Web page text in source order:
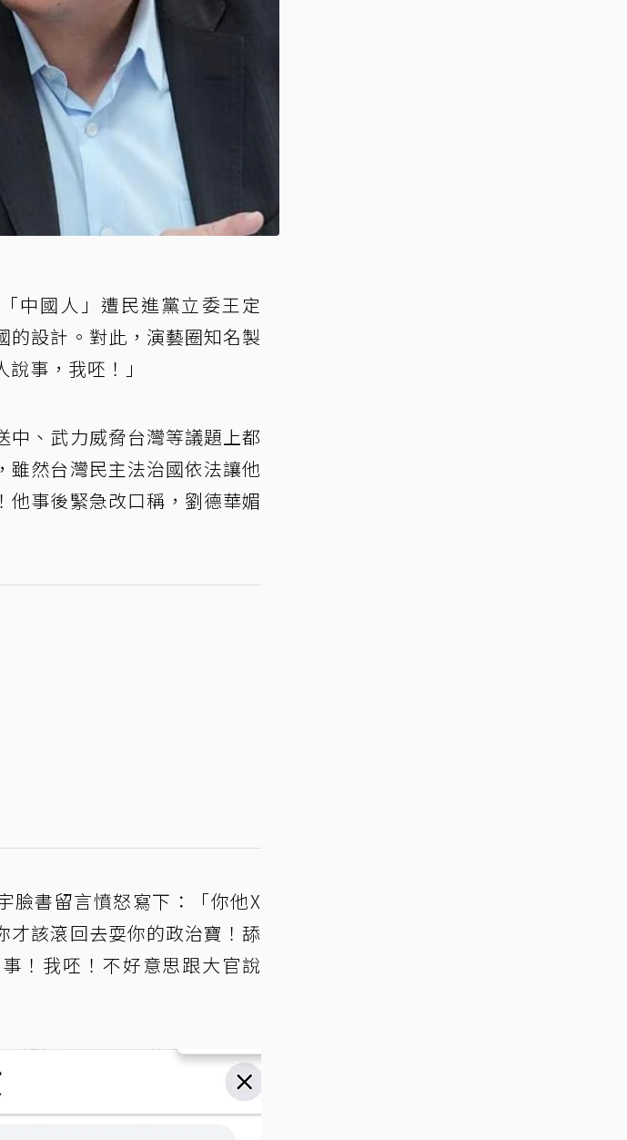
中國人」遭民進黨立委王定
的設計。對此，演藝圈知名製
事，我呸！」
中、武力威脅台灣等議題上都
雖然台灣民主法治國依法讓他
他事後緊急改口稱，劉德華媚
臉書留言憤怒寫下：「你他X
才該滾回去耍你的政治寶！舔
！我呸！不好意思跟大官說